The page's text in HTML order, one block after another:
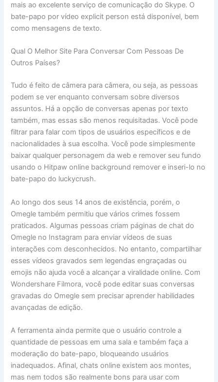
mais ao excelente serviço de comunicação do Skype. O
bate-papo por vídeo explicit person está disponível, bem
como mensagens de texto.
Qual O Melhor Site Para Conversar Com Pessoas De
Outros Países?
Tudo é feito de câmera para câmera, ou seja, as pessoas
podem se ver enquanto conversam sobre diversos
assuntos. Há a opção de conversas apenas por texto
também, mas essas são menos requisitadas. Você pode
filtrar para falar com tipos de usuários específicos e de
nacionalidades à sua escolha. Você pode simplesmente
baixar qualquer personagem da web e remover seu fundo
usando o Hitpaw online background remover e inseri-lo no
bate-papo do luckycrush.
Ao longo dos seus 14 anos de existência, porém, o
Omegle também permitiu que vários crimes fossem
praticados. Algumas pessoas criam páginas de chat do
Omegle no Instagram para enviar vídeos de suas
interações com desconhecidos. No entanto, compartilhar
esses vídeos gravados sem legendas engraçadas ou
emojis não ajuda você a alcançar a viralidade online. Com
Wondershare Filmora, você pode editar suas conversas
gravadas do Omegle sem precisar aprender habilidades
avançadas de edição.
A ferramenta ainda permite que o usuário controle a
quantidade de pessoas em uma sala e também faça a
moderação do bate-papo, bloqueando usuários
inadequados. Afinal, chats online existem aos montes,
mas nem todos são realmente bons para usar com